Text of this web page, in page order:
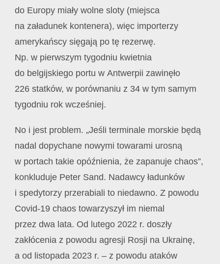
do Europy miały wolne sloty (miejsca
na załadunek kontenera), więc importerzy
amerykańscy sięgają po tę rezerwę.
Np. w pierwszym tygodniu kwietnia
do belgijskiego portu w Antwerpii zawinęło
226 statków, w porównaniu z 34 w tym samym
tygodniu rok wcześniej.
No i jest problem. „Jeśli terminale morskie będą
nadal dopychane nowymi towarami urosną
w portach takie opóźnienia, że zapanuje chaos”,
konkluduje Peter Sand. Nadawcy ładunków
i spedytorzy przerabiali to niedawno. Z powodu
Covid-19 chaos towarzyszył im niemal
przez dwa lata. Od lutego 2022 r. doszły
zakłócenia z powodu agresji Rosji na Ukrainę,
a od listopada 2023 r. – z powodu ataków